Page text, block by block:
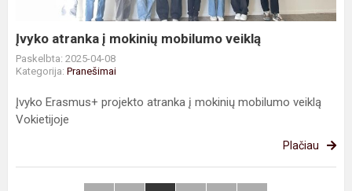
Įvyko atranka į mokinių mobilumo veiklą
Paskelbta: 2025-04-08
Kategorija: Pranešimai
Įvyko Erasmus+ projekto atranka į mokinių mobilumo veiklą
Vokietijoje
Plačiau